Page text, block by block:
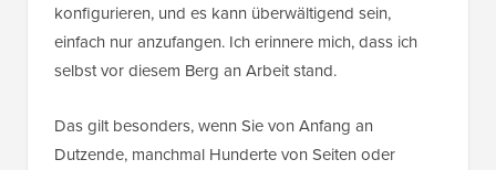
konfigurieren, und es kann überwältigend sein,
einfach nur anzufangen. Ich erinnere mich, dass ich
selbst vor diesem Berg an Arbeit stand.
Das gilt besonders, wenn Sie von Anfang an
Dutzende, manchmal Hunderte von Seiten oder